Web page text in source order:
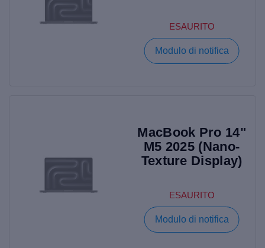
ESAURITO
Modulo di notifica
MacBook Pro 14"
M5 2025 (Nano-
Texture Display)
ESAURITO
Modulo di notifica